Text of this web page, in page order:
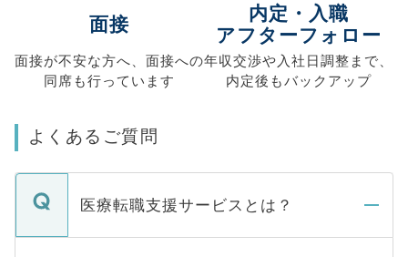
面接
面接が不安な方へ、 面接への
同席も行っています
内定・入職
アフターフォロー
年収交渉や入社日調整まで、
内定後もバックアップ
よくあるご質問
医療転職支援サービスとは？